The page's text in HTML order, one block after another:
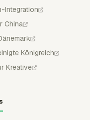
Integration
China
Königreich
Kreative